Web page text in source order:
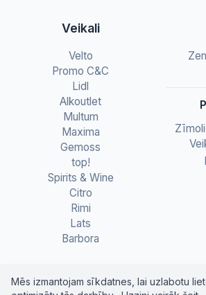
Veikali
Velto
Promo C&C
Lidl
Alkoutlet
Multum
Maxima
Gemoss
top!
Spirits & Wine
Citro
Rimi
Lats
Barbora
Mēs izmantojam sīkdatnes, lai uzlabotu